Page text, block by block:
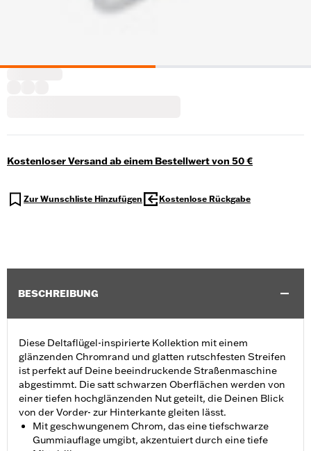
Kostenloser Versand ab einem Bestellwert von 50 €
Zur Wunschliste Hinzufügen Kostenlose Rückgabe
BESCHREIBUNG
Diese Deltaflügel-inspirierte Kollektion mit einem
glänzenden Chromrand und glatten rutschfesten Streifen
ist perfekt auf Deine beeindruckende Straßenmaschine
abgestimmt. Die satt schwarzen Oberflächen werden von
einer tiefen hochglänzenden Nut geteilt, die Deinen Blick
von der Vorder- zur Hinterkante gleiten lässt.
Mit geschwungenem Chrom, das eine tiefschwarze
Gummiauflage umgibt, akzentuiert durch eine tiefe